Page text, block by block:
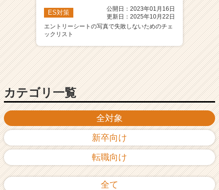
ャ
ア
r
e
全対象
新卒向け
転職向け
全て
ES対策
公開日：2023年01月16日
更新日：2025年10月22日
エントリーシートの写真で失敗しないためのチェ
ックリスト
カテゴリ一覧